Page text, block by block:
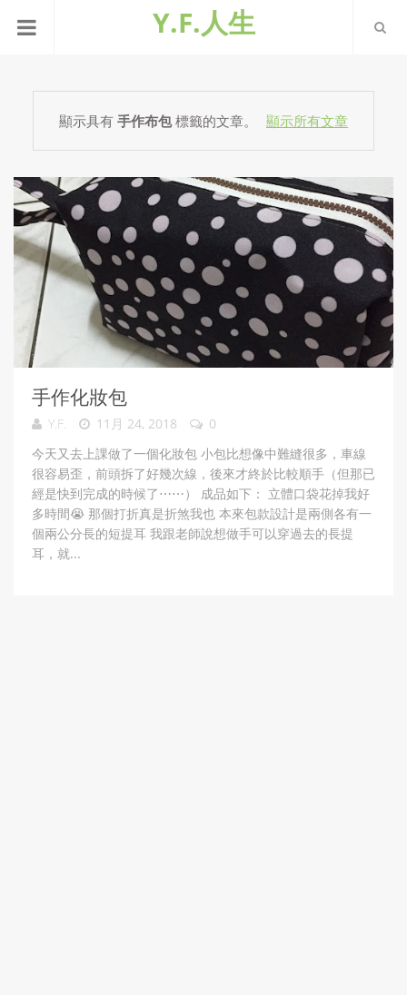
Y.F.人生
顯示具有手作布包標籤的文章。 顯示所有文章
手作化妝包
Y.F. 11月 24, 2018
0
今天又去上課做了一個化妝包 小包比想像中難縫很多，車線
很容易歪，前頭拆了好幾次線，後來才終於比較順手（但那已
經是快到完成的時候了⋯⋯） 成品如下： 立體口袋花掉我好
多時間😭 那個打折真是折煞我也 本來包款設計是兩側各有一
個兩公分長的短提耳 我跟老師說想做手可以穿過去的長提
耳，就...